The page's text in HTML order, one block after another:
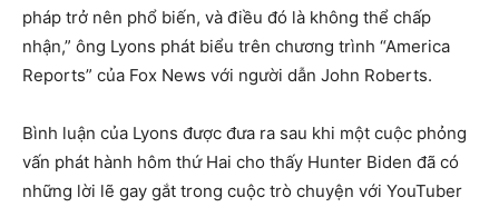
pháp trở nên phổ biến, và điều đó là không thể chấp
nhận,” ông Lyons phát biểu trên chương trình “America
Reports” của Fox News với người dẫn John Roberts.
Bình luận của Lyons được đưa ra sau khi một cuộc phỏng
vấn phát hành hôm thứ Hai cho thấy Hunter Biden đã có
những lời lẽ gay gắt trong cuộc trò chuyện với YouTuber